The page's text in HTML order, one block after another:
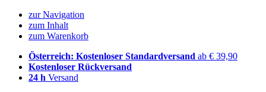
zur Navigation
zum Inhalt
zum Warenkorb
Österreich: Kostenloser Standardversand ab € 39,90
Kostenloser Rückversand
24 h Versand